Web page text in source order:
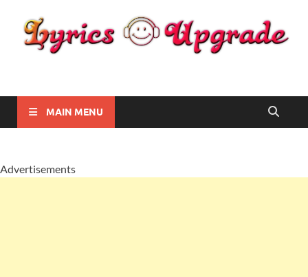
Lyricsupgrade
MAIN MENU
Advertisements